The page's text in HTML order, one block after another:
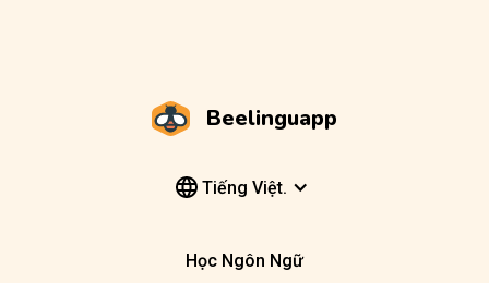
Beelinguapp
Tiếng Việt.
Học Ngôn Ngữ